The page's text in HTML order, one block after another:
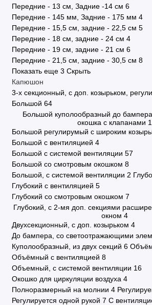
Передние - 13 см, Задние -14 см 6
Передние - 145 мм, Задние - 175 мм 4
Передние - 15,5 см, задние - 22,5 см 5
Передние - 18 см, задние - 24 см 4
Передние - 19 см, задние - 21 см 6
Передние - 21,5 см, задние - 30,5 см 8
Показать еще 3 Скрыть
Капюшон
3-х секционный, с доп. козырьком,
Большой 64
Большой куполообразный до
окошка с клапанами 1
Большой регулирумый с широким
Большой с вентиляцией 4
Большой с системой вентиляции 57
Большой со смотровым окошком 8
Большой, с системой вентиляции 2
Глубокий с вентиляцией 5
Глубокий со смотровым окошком 7
Глубокий, с 2-мя доп. секциями
окном 4
Двухсекционный, с доп. козырьком 4
До бампера, со светоотражающими
Куполообразный, из двух секций 6
Объёмный с вентиляцией 8
Объемный, с системой вентиляции 16
Окошко для циркуляции воздуха 4
Полноразмерный на молнии 4
Регулируется одной рукой 7 С